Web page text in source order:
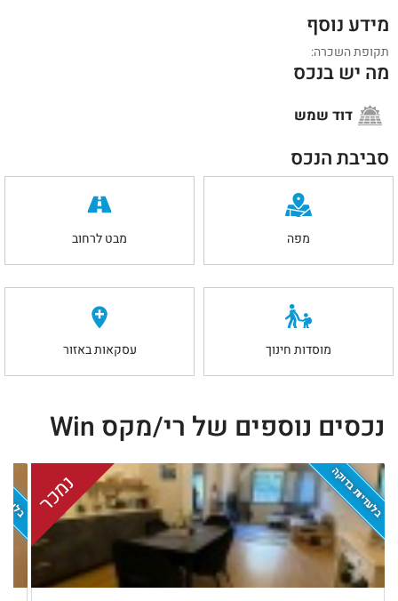
מידע נוסף
תקופת השכרה:
מה יש בנכס
דוד שמש
סביבת הנכס
מפה מבט לרחוב
מוסדות חינוך עסקאות באזור
נכסים נוספים של רי/מקס Win
בלעדיות בדוקה נמכר